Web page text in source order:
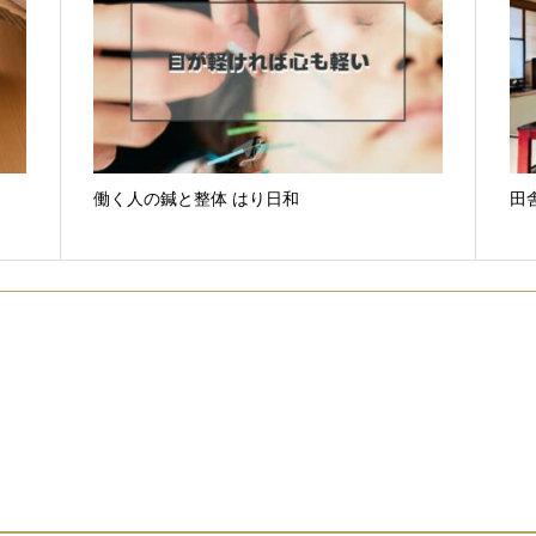
働く人の鍼と整体 はり日和 田